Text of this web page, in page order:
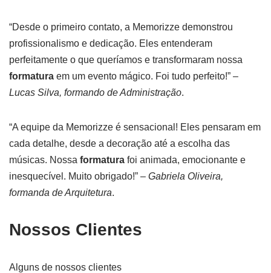
“Desde o primeiro contato, a Memorizze demonstrou
profissionalismo e dedicação. Eles entenderam
perfeitamente o que queríamos e transformaram nossa
formatura em um evento mágico. Foi tudo perfeito!” –
Lucas Silva, formando de Administração.
“A equipe da Memorizze é sensacional! Eles pensaram em
cada detalhe, desde a decoração até a escolha das
músicas. Nossa formatura foi animada, emocionante e
inesquecível. Muito obrigado!” – Gabriela Oliveira,
formanda de Arquitetura.
Nossos Clientes
Alguns de nossos clientes